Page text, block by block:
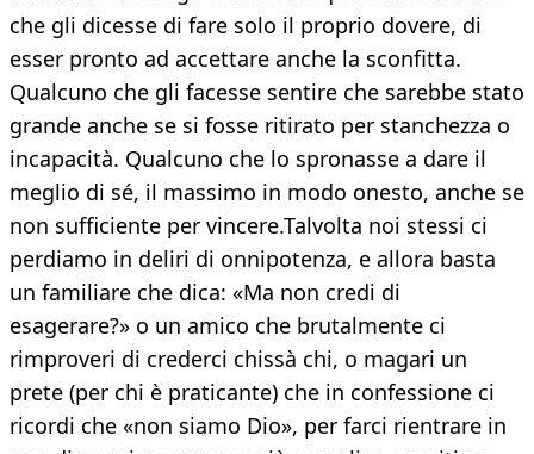
che gli dicesse di fare solo il proprio dovere, di
esser pronto ad accettare anche la sconfitta.
Qualcuno che gli facesse sentire che sarebbe stato
grande anche se si fosse ritirato per stanchezza o
incapacità. Qualcuno che lo spronasse a dare il
meglio di sé, il massimo in modo onesto, anche se
non sufficiente per vincere.Talvolta noi stessi ci
perdiamo in deliri di onnipotenza, e allora basta
un familiare che dica: «Ma non credi di
esagerare?» o un amico che brutalmente ci
rimproveri di crederci chissà chi, o magari un
prete (per chi è praticante) che in confessione ci
ricordi che «non siamo Dio», per farci rientrare in